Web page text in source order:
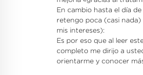
En cambio hasta el día
retengo poca (casi
mis intereses):
Es por eso que al leer
completo me dirijo a
orientarme y conocer